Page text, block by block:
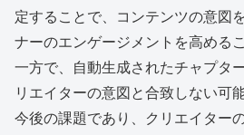
定することで、コンテンツの意図
ナーのエンゲージメントを高める
一方で、自動生成されたチャプタ
リエイターの意図と合致しない可
今後の課題であり、クリエイター